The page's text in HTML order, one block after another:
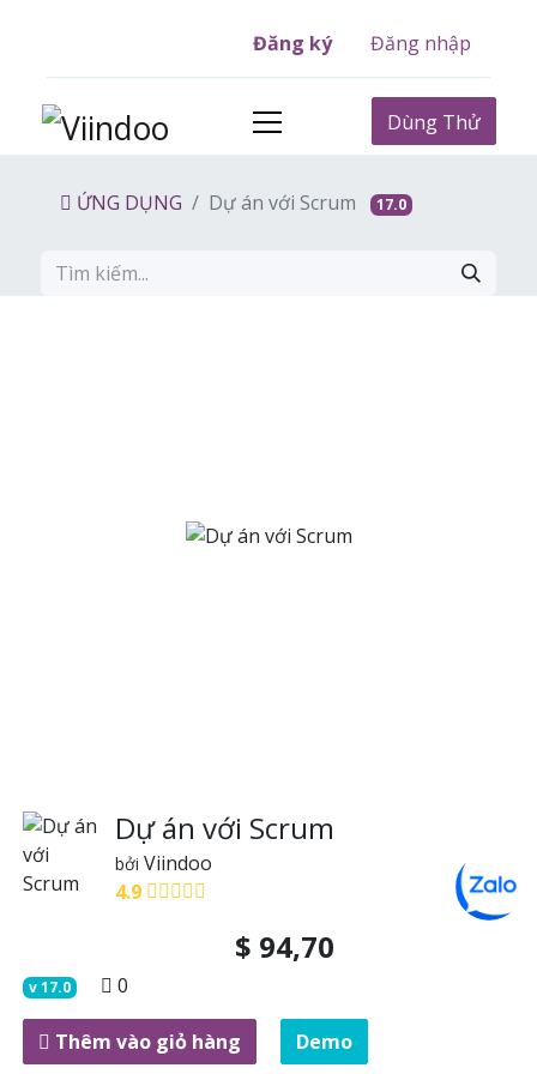
Đăng ký Đăng nhập
Dùng Thử
ỨNG DỤNG Dự án với Scrum 17.0
Dự án với Scrum
bởi Viindoo
4.9
$ 94,70
v17.0 0
Thêm vào giỏ hàng Demo